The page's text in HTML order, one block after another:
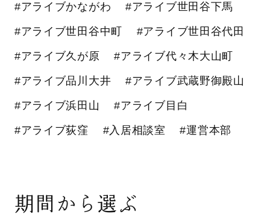
#アライブかながわ #アライブ世田谷下馬
#アライブ世田谷中町 #アライブ世田谷代田
#アライブ久が原 #アライブ代々木大山町
#アライブ品川大井 #アライブ武蔵野御殿山
#アライブ浜田山 #アライブ目白
#アライブ荻窪 #入居相談室 #運営本部
期間から選ぶ